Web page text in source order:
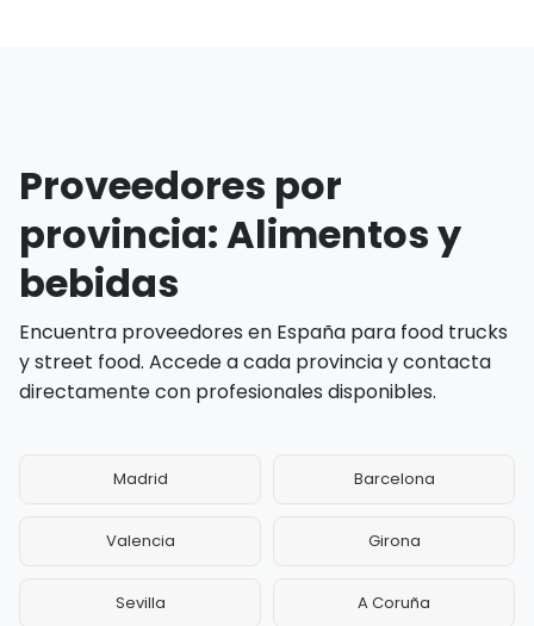
Proveedores por
provincia: Alimentos y
bebidas
Encuentra proveedores en España para food trucks
y street food. Accede a cada provincia y contacta
directamente con profesionales disponibles.
Madrid Barcelona
Valencia Girona
Sevilla A Coruña